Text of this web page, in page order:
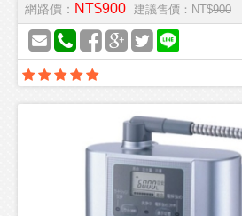
網路價： NT$900 建議售價：NT$900